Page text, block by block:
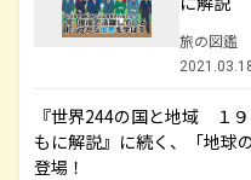
旅の図鑑
『世界244の国と地域 １
もに解説』に続く、「地球
登場！